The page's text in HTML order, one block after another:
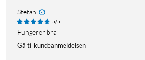
Stefan
5/5
fungerer bra
Gå til kundeanmeldelsen